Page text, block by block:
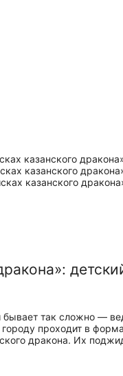
бывает так сложно —
городу проходит в
дракона. Их